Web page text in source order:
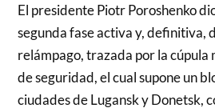
El presidente Piotr Poroshenko
segunda fase activa y, definitiva,
relámpago, trazada por la cúpula
de seguridad, el cual supone un
ciudades de Lugansk y Donetsk,